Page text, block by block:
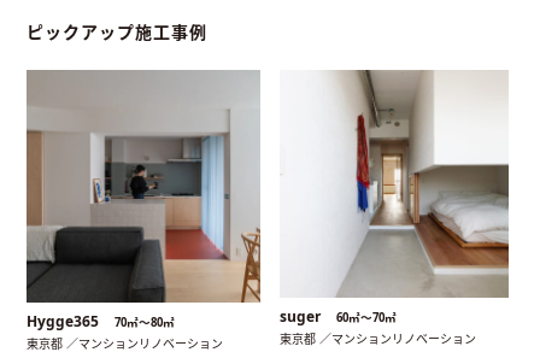
ピックアップ施工事例
Hygge365 70㎡〜80㎡
東京都 ／マンションリノベーション
suger 60㎡〜70㎡
東京都 ／マンションリノベーション